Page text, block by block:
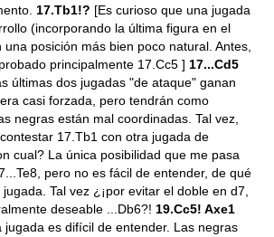
17.Tb1!? [Es curioso que una jugada
(incorporando la última figura en el
posición más bien poco natural. Antes,
principalmente 17.Cc5 ] 17...Cd5
últimas dos jugadas "de ataque" ganan
casi forzada, pero tendrán como
negras están mal coordinadas. Tal vez,
17.Tb1 con otra jugada de
cual? La única posibilidad que me pasa
pero no es fácil de entender, de qué
Tal vez ¿¡por evitar el doble en d7,
deseable ...Db6?! 19.Cc5! Axe1
jugada es difícil de entender. Las negras